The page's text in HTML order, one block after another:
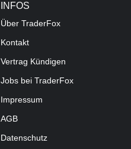
INFOS
Über TraderFox
Kontakt
Vertrag Kündigen
Jobs bei TraderFox
Impressum
AGB
Datenschutz